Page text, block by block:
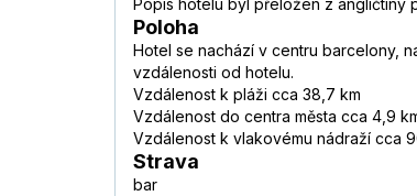
Popis hotelu byl přeložen z angličtiny
Poloha
Hotel se nachází v centru barcelony,
vzdálenosti od hotelu.
Vzdálenost k pláži cca 38,7 km
Vzdálenost do centra města cca 4,9
Vzdálenost k vlakovému nádraží cca
Strava
bar